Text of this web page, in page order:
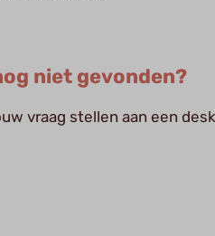
niet gevonden?
vraag stellen aan een